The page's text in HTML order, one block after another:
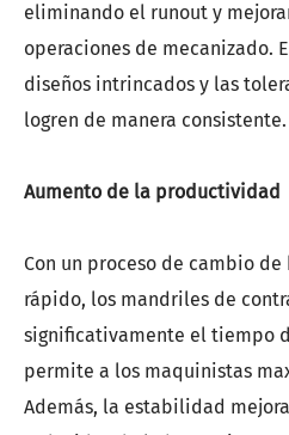
eliminando el runout y
operaciones de mecanizado.
diseños intrincados y las
logren de manera consistente.
Aumento de la productividad
Con un proceso de cambio
rápido, los mandriles de
significativamente el tiempo
permite a los maquinistas
Además, la estabilidad